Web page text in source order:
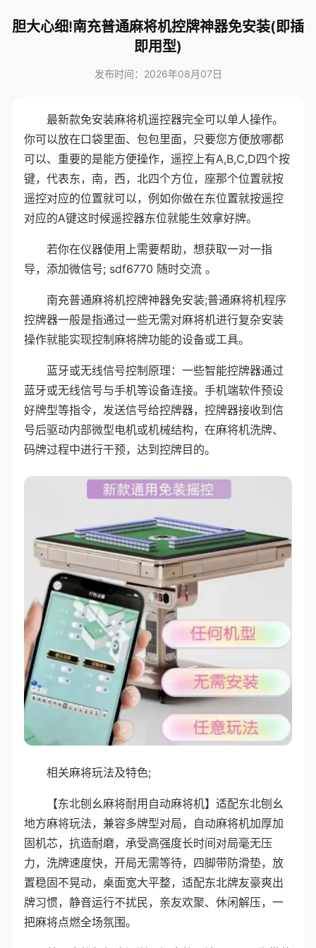
胆大心细!南充普通麻将机控牌神器免安装(即插
即用型)
发布时间：2026年08月07日
最新款免安装麻将机遥控器完全可以单人操作。
你可以放在口袋里面、包包里面，只要您方便放哪都
可以、重要的是能方便操作，遥控上有A,B,C,D四个按
键，代表东，南，西，北四个方位，座那个位置就按
遥控对应的位置就可以，例如你做在东位置就按遥控
对应的A键这时候遥控器东位就能生效拿好牌。
若你在仪器使用上需要帮助，想获取一对一指
导，添加微信号; sdf6770 随时交流 。
南充普通麻将机控牌神器免安装;普通麻将机程序
控牌器一般是指通过一些无需对麻将机进行复杂安装
操作就能实现控制麻将牌功能的设备或工具。
蓝牙或无线信号控制原理：一些智能控牌器通过
蓝牙或无线信号与手机等设备连接。手机端软件预设
好牌型等指令，发送信号给控牌器，控牌器接收到信
号后驱动内部微型电机或机械结构，在麻将机洗牌、
码牌过程中进行干预，达到控牌目的。
相关麻将玩法及特色;
【东北刨幺麻将耐用自动麻将机】适配东北刨幺
地方麻将玩法，兼容多牌型对局，自动麻将机加厚加
固机芯，抗造耐磨，承受高强度长时间对局毫无压
力，洗牌速度快，开局无需等待，四脚带防滑垫，放
置稳固不晃动，桌面宽大平整，适配东北牌友豪爽出
牌习惯，静音运行不扰民，亲友欢聚、休闲解压，一
把麻将点燃全场氛围。